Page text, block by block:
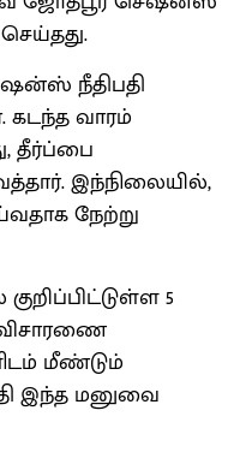
நீதிபதி
கடந்த வாரம்
தீர்ப்பை
இந்நிலையில்,
நேற்று
5
மீண்டும்
இந்த மனுவை